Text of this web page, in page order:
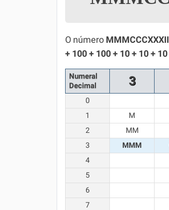
Química
Todos os Exercícios
O número MMMCCCXXXII
+ 100 + 100 + 10 + 10 + 10
Numeral
Decimal
3
0
1
M
2
MM
3
MMM
4
5
6
7